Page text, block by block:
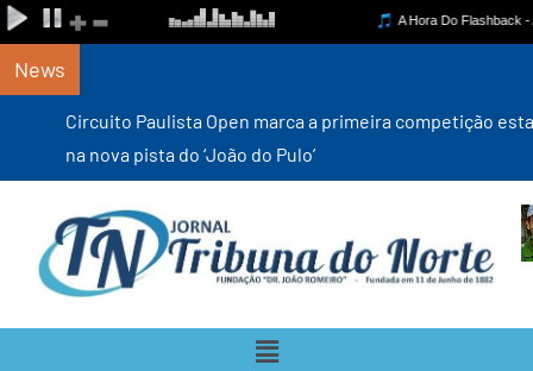
News
Circuito Paulista Open marca a primeira competição estadual
na nova pista do ‘João do Pulo’